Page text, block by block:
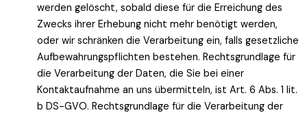
werden gelöscht, sobald diese für die Erreichung des
Zwecks ihrer Erhebung nicht mehr benötigt werden,
oder wir schränken die Verarbeitung ein, falls gesetzliche
Aufbewahrungspflichten bestehen. Rechtsgrundlage für
die Verarbeitung der Daten, die Sie bei einer
Kontaktaufnahme an uns übermitteln, ist Art. 6 Abs. 1 lit.
b DS-GVO. Rechtsgrundlage für die Verarbeitung der